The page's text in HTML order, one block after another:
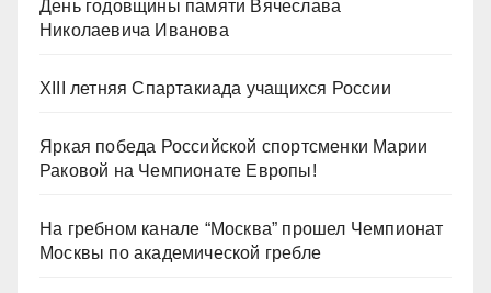
День годовщины памяти Вячеслава
Николаевича Иванова
XIII летняя Спартакиада учащихся России
Яркая победа Российской спортсменки Марии
Раковой на Чемпионате Европы!
На гребном канале “Москва” прошел Чемпионат
Москвы по академической гребле